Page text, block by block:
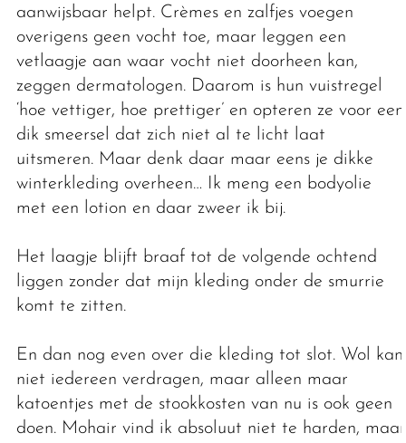
aanwijsbaar helpt. Crèmes en zalfjes voegen
overigens geen vocht toe, maar leggen een
vetlaagje aan waar vocht niet doorheen kan,
zeggen dermatologen. Daarom is hun vuistregel
‘hoe vettiger, hoe prettiger’ en opteren ze voor een
dik smeersel dat zich niet al te licht laat
uitsmeren. Maar denk daar maar eens je dikke
winterkleding overheen… Ik meng een bodyolie
met een lotion en daar zweer ik bij.
Het laagje blijft braaf tot de volgende ochtend
liggen zonder dat mijn kleding onder de smurrie
komt te zitten.
En dan nog even over die kleding tot slot. Wol kan
niet iedereen verdragen, maar alleen maar
katoentjes met de stookkosten van nu is ook geen
doen. Mohair vind ik absoluut niet te harden, maar